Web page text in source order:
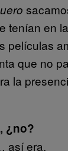
tenían en
películas
que no
la
¿no?
así era.